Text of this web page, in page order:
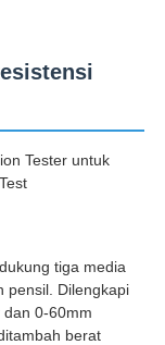
Tester untuk
tiga media
pensil. Dilengkapi
0-60mm
berat